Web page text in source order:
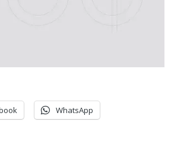
WhatsApp